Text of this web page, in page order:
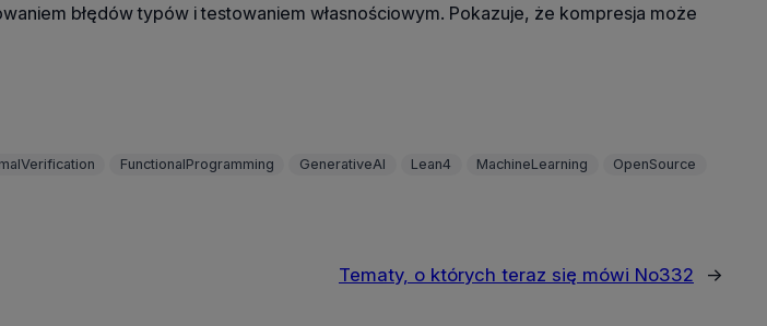
błędów typów i testowaniem własnościowym. Pokazuje, że kompresja może
FunctionalProgramming GenerativeAI Lean4 MachineLearning
OpenSource
Tematy, o których teraz się mówi No332 →